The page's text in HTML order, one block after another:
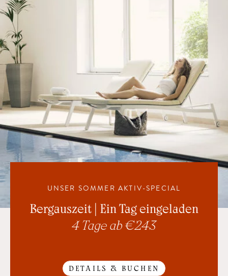
UNSER SOMMER AKTIV-SPECIAL
Bergauszeit | Ein Tag eingeladen
4 Tage ab € 243
DETAILS & BUCHEN